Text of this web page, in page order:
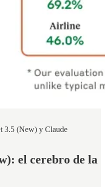
3.5 (New) y Claude
el cerebro de la